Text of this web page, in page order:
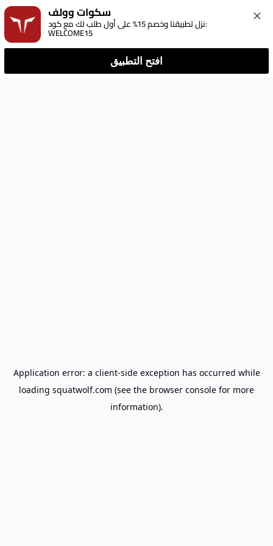
سكوات وولف
نزل تطبيقنا وخصم 15% على أول طلب لك مع كود:
WELCOME15
افتح التطبيق
Application error: a client-side exception has occurred while
loading squatwolf.com (see the browser console for more
information).